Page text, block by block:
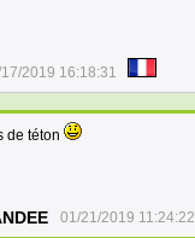
2019 16:18:31
de téton
01/21/2019 11:24:22